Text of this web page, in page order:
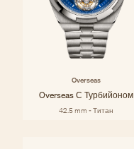
Overseas
Overseas С Турбийоном
42.5 mm - Титан